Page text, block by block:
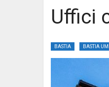
Uffici
BASTIA BASTIA